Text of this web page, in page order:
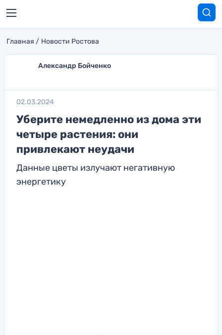
Главная Новости Ростова
Александр Бойченко
02.03.2024
Уберите немедленно из дома эти
четыре растения: они
привлекают неудачи
Данные цветы излучают негативную
энергетику